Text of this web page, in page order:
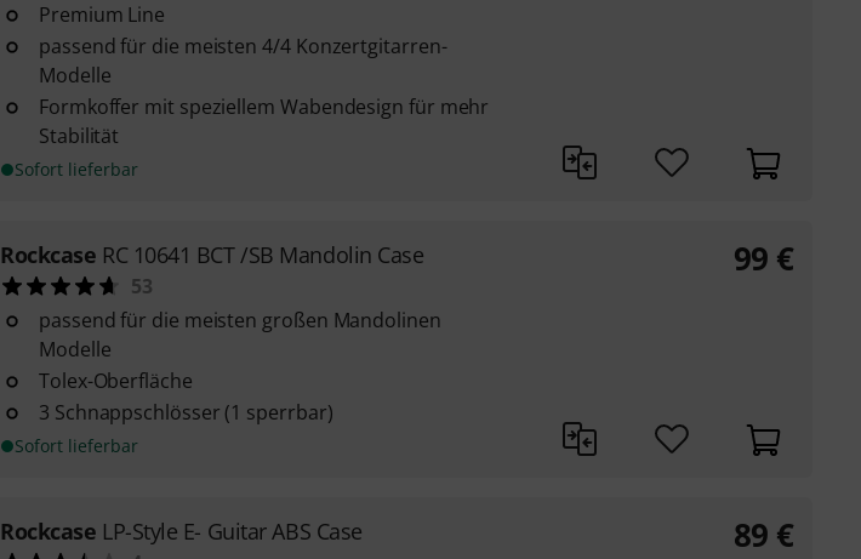
Premium Line
passend für die meisten 4/4 Konzertgitarren-
Modelle
Formkoffer mit speziellem Wabendesign für mehr
Stabilität
Sofort lieferbar
Rockcase RC 10641 BCT /SB Mandolin Case
53
passend für die meisten großen Mandolinen
Modelle
Tolex-Oberfläche
3 Schnappschlösser (1 sperrbar)
Sofort lieferbar
99 €
Rockcase LP-Style E- Guitar ABS Case 89 €